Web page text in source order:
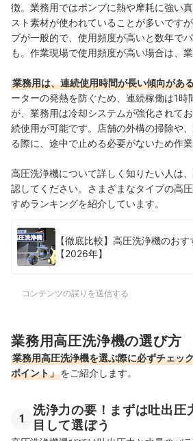
徴。業務用ではポンプに熱や摩耗に強い
スト素材が使われていることが多いです
プが一般的で、使用頻度が高いと数年で
も。作業現場で使用頻度が高い場合は、
業務用は、連続使用時間が長い傾向があ
ーターの発熱を防ぐため、連続稼働は1時
が、業務用は冷却システムが強化されて
続使用が可能です。店舗の外構の掃除や
る際に、途中で止める必要がないため作
高圧洗浄機について詳しく知りたい人は
認してください。さまざまなタイプの高
すめランキングを紹介しています。
【徹底比較】高圧洗浄機のお
【2026年】
コンテンツの誤りを送信する
業務用高圧洗浄機の選び方
業務用高圧洗浄機を選ぶ際に必ずチェッ
ポイント」をご紹介します。
1
洗浄力の要！まずは吐出圧
目して選ぼう